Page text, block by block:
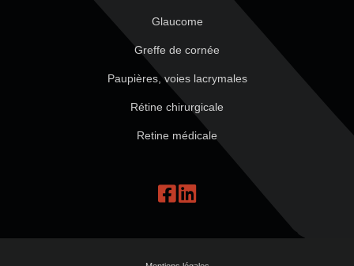
Glaucome
Greffe de cornée
Paupières, voies lacrymales
Rétine chirurgicale
Retine médicale